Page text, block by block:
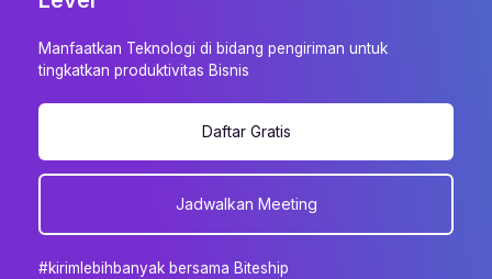
Manfaatkan Teknologi di bidang pengiriman untuk
tingkatkan produktivitas Bisnis
Daftar Gratis
Jadwalkan Meeting
#kirimlebihbanyak bersama Biteship